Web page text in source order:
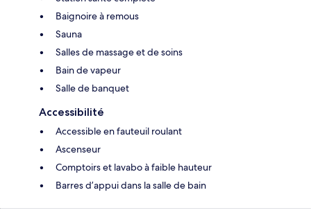
Baignoire à remous
Sauna
Salles de massage et de soins
Bain de vapeur
Salle de banquet
Accessibilité
Accessible en fauteuil roulant
Ascenseur
Comptoirs et lavabo à faible hauteur
Barres d’appui dans la salle de bain